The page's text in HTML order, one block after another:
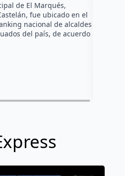
de El Marqués,
fue ubicado en el
nacional de alcaldes
del país, de acuerdo